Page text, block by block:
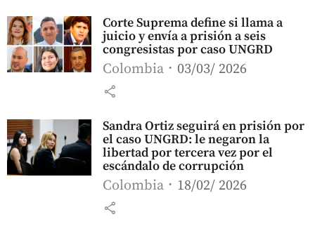
Corte Suprema define si llama a
juicio y envía a prisión a seis
congresistas por caso UNGRD
Colombia 03/03/ 2026
share
Sandra Ortiz seguirá en prisión por
el caso UNGRD: le negaron la
libertad por tercera vez por el
escándalo de corrupción
Colombia 18/02/ 2026
share